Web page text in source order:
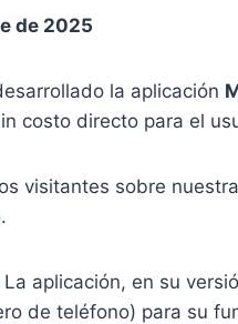
de 2025
la aplicación
costo directo para el
visitantes sobre
La aplicación, en su
de teléfono) para su